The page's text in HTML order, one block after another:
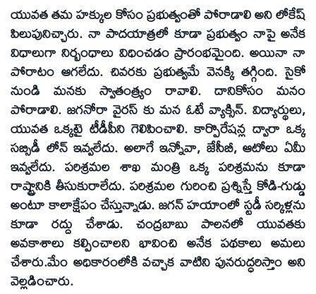
యువత తమ హక్కుల కోసం ప్రభుత్వంతో పోరాడాలి అని లోకేష్
పిలుపునిచ్చారు. నా పాదయాత్రలో కూడా ప్రభుత్వం నాపై అనేక
విధాలుగా నిర్బంధాలు విధించడం ప్రారంభమైంది. అయినా నా
పోరాటం ఆగలేదు. చివరకు ప్రభుత్వమే వెనక్కి తగ్గింది. సైకో
నుండి మనకు స్వాతంత్ర్యం రావాలి. దానికోసం మనం
పోరాడాలి. జగనోరా వైరస్ కు మన ఓటే వ్యాక్సిన్. విద్యార్థులు,
యువత ఒక్కటై టీడీపీని గెలిపించాలి. కార్పొరేషన్ల ద్వారా ఒక్క
సబ్సిడీ లోన్ ఇవ్వలేదు. అలాగే ఇన్నోవా, జేసీబీ, ఆటోలు ఏమీ
ఇవ్వలేదు. పరిశ్రమల శాఖ మంత్రి ఒక్క పరిశ్రమను కూడా
రాష్ట్రానికి తీసుకురాలేదు. పరిశ్రమల గురించి ప్రశ్నిస్తే కోడి-గుడ్డు
అంటూ కాలాక్షేపం చేస్తున్నాడు. జగన్ హయాంలో స్టడీ సర్కిళ్లను
కూడా రద్దు చేశాడు. చంద్రబాబు పాలనలో యువతకు
అవకాశాలు కల్పించాలని భావించి అనేక పథకాలు అమలు
చేశారు.మేం అధికారంలోకి వచ్చాక వాటిని పునరుద్ధరిస్తాం అని
వెల్లడించారు.